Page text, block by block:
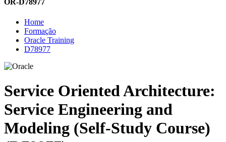
OR-D78977
Home
Formação
Oracle Training
D78977
Service Oriented Architecture:
Service Engineering and
Modeling (Self-Study Course)